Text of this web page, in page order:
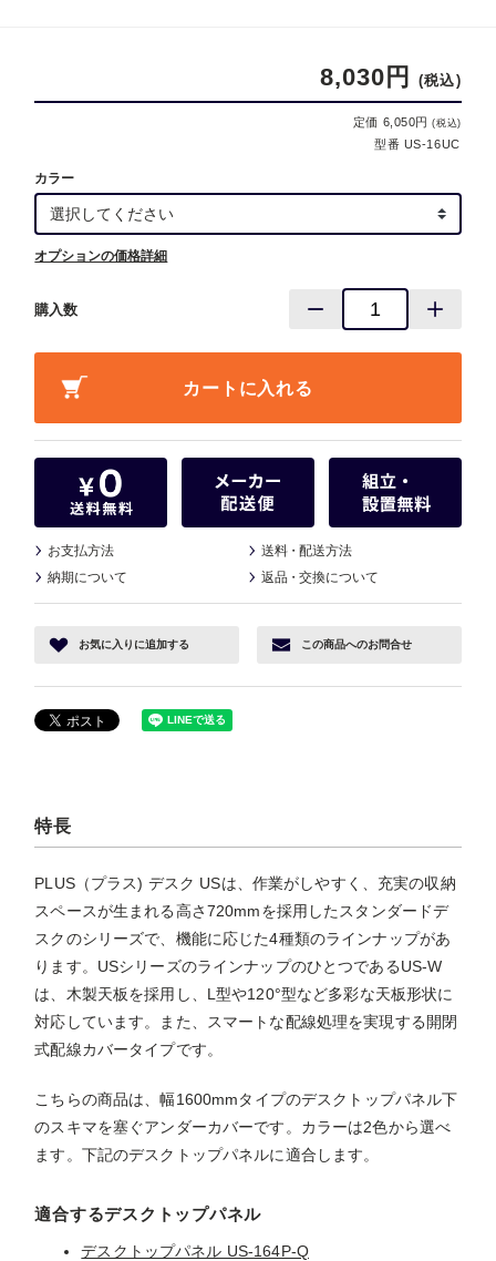
8,030円 (税込)
定価 6,050円(税込)
型番 US-16UC
カラー
オプションの価格詳細
購入数
お支払方法 送料・配送方法
納期について
返品・交換について
お気に入り に追加する この商品へのお問合せ
特長
PLUS（プラス) デスク USは、作業がしやすく、充実の収納
スペースが生まれる高さ720mmを採用したスタンダードデ
スクのシリーズで、機能に応じた4種類のラインナップがあ
ります。USシリーズのラインナップのひとつであるUS-W
は、木製天板を採用し、L型や120°型など多彩な天板形状に
対応しています。また、スマートな配線処理を実現する開閉
式配線カバータイプです。
こちらの商品は、幅1600mmタイプのデスクトップパネル下
のスキマを塞ぐアンダーカバーです。カラーは2色から選べ
ます。下記のデスクトップパネルに適合します。
適合するデスクトップパネル
デスクトップパネル US-164P-Q